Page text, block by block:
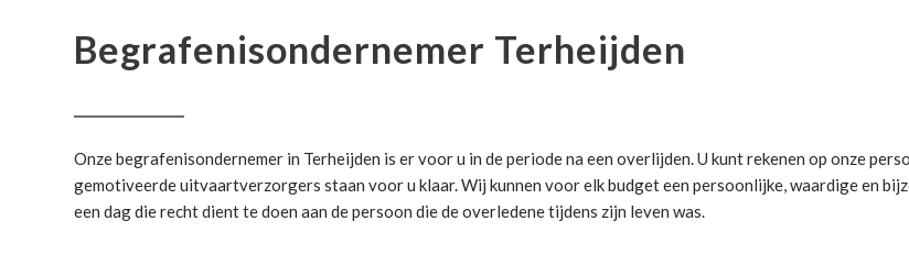
Begrafenisondernemer Terheijden
Onze begrafenisondernemer in Terheijden is er voor u in de periode na een overlijden. U kunt rekenen op onze
gemotiveerde uitvaartverzorgers staan voor u klaar. Wij kunnen voor elk budget een persoonlijke, waardige en
een dag die recht dient te doen aan de persoon die de overledene tijdens zijn leven was.